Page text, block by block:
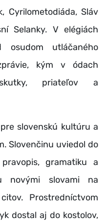
Cyrilometodiáda, Sláv
Selanky. V elégiách
osudom utláčaného
kým v ódach
priateľov a
slovenskú kultúru a
Slovenčinu uviedol do
gramatiku a
novými slovami na
Prostredníctvom
dostal aj do kostolov,